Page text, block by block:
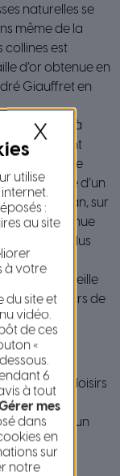
naturelles se
même de la
collines est
d’or obtenue en
Giauffret en
bien vivre à
également
de la famille
d’un
à Assouan, sur
continue
les plus
sur lequel veille
“ bouilleurs de
lieu de loisirs
fresques et un
la Mairie
X
utilise
:
au site
à votre
du site et
vidéo.
de ces
«
6
à tout
mes
dans
en
sur
notre